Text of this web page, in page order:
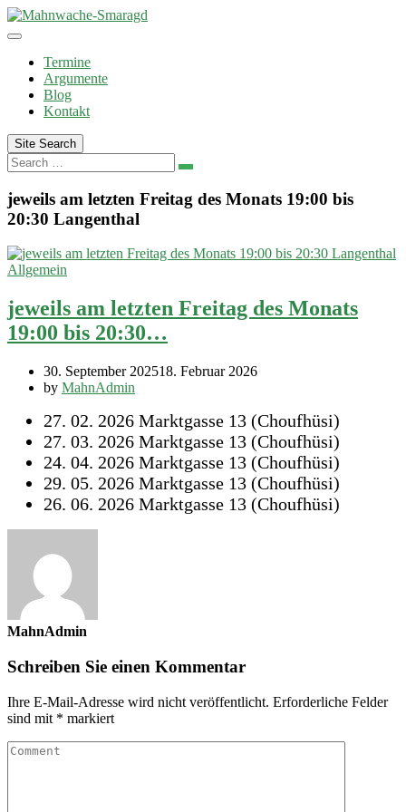
Skip
to
Termine
Argumente
Blog
Kontakt
Site Search
Search
jeweils am letzten Freitag des Monats 19:00 bis
20:30 Langenthal
Allgemein
jeweils am letzten Freitag des Monats
19:00 bis 20:30…
30. September 202518. Februar 2026
by MahnAdmin
27. 02. 2026 Marktgasse 13 (Choufhüsi)
27. 03. 2026 Marktgasse 13 (Choufhüsi)
24. 04. 2026 Marktgasse 13 (Choufhüsi)
29. 05. 2026 Marktgasse 13 (Choufhüsi)
26. 06. 2026 Marktgasse 13 (Choufhüsi)
MahnAdmin
Schreiben Sie einen Kommentar
Ihre E-Mail-Adresse wird nicht veröffentlicht. Erforderliche Felder
sind mit * markiert